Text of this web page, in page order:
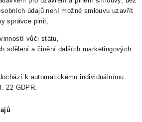
údajů není možné smlouvu uzavřít
správce plnit,
vůči státu,
sdělení a činění dalších marketingových
k automatickému individuálnímu
22 GDPR.